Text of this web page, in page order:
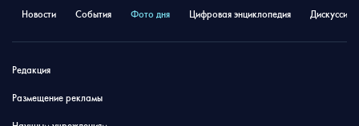
Новости События Фото дня Цифровая энциклопедия
Редакция
Размещение рекламы